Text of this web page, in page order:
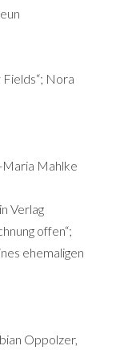
Nora
Mahlke
Verlag
offen“;
ehemaligen
Oppolzer,